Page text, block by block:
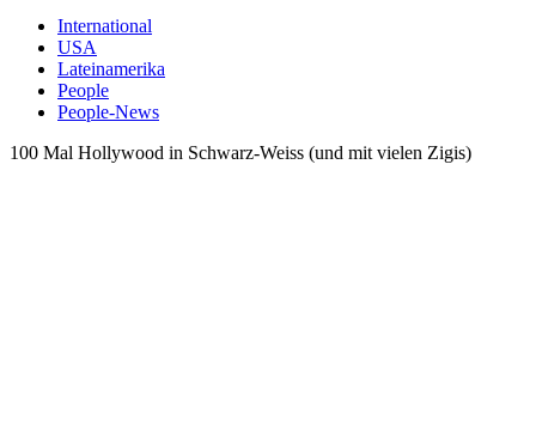
International
USA
Lateinamerika
People
People-News
100 Mal Hollywood in Schwarz-Weiss (und mit vielen Zigis)